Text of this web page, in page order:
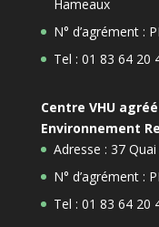
Hameaux
N° d’agrément :
Tel : 01 83 64 20
Centre VHU
Environnement
Adresse : 37
N° d’agrément :
Tel : 01 83 64 20